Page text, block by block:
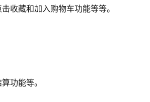
收藏和加入购物车功能等等。
功能等。